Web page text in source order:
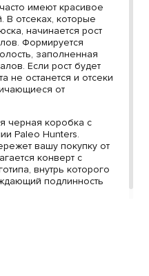
имеют красивое
В отсеках, которые
начинается рост
Формируется
заполненная
Если рост будет
не останется и отсеки
от
черная коробка с
Paleo Hunters.
вашу покупку от
конверт с
внутрь которого
подлинность